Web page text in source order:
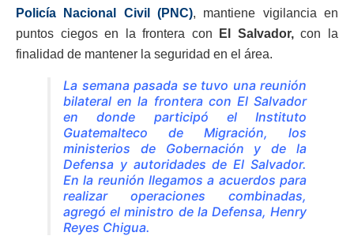
Policía Nacional Civil (PNC), mantiene vigilancia en
puntos ciegos en la frontera con
El Salvador,con la
finalidad de mantener la seguridad en el área.
La semana pasada se tuvo una reunión
bilateral en la frontera con El Salvador
en donde participó el Instituto
Guatemalteco de Migración, los
ministerios de Gobernación y de la
Defensa y autoridades de El Salvador.
En la reunión llegamos a acuerdos para
realizar operaciones combinadas,
agregó el ministro de la Defensa, Henry
Reyes Chigua.